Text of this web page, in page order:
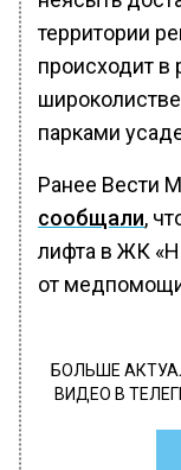
территории
происходит в
парками
Ранее Вести
сообщали,
лифта в ЖК
от
БОЛЬШЕ
ВИДЕО В